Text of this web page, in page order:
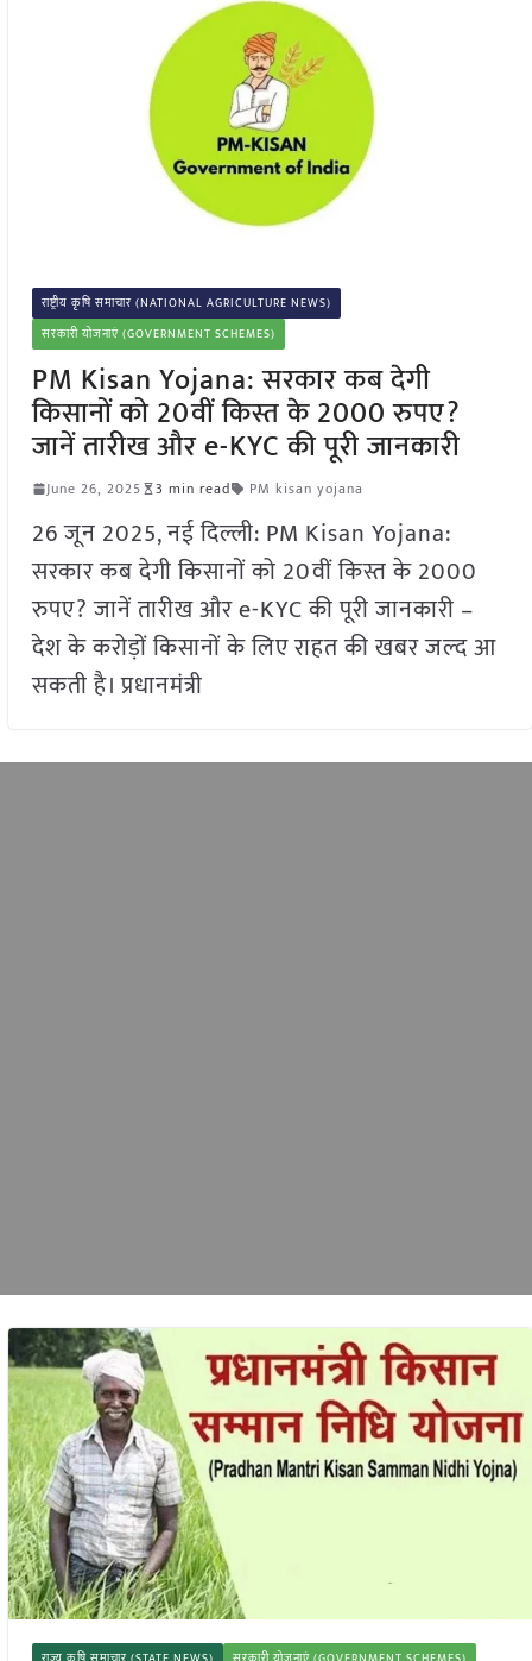
राष्ट्रीय कृषि समाचार (NATIONAL AGRICULTURE NEWS)
सरकारी योजनाएं (GOVERNMENT SCHEMES)
PM Kisan Yojana: सरकार कब देगी
किसानों को 20वीं किस्त के 2000 रुपए?
जानें तारीख और e-KYC की पूरी जानकारी
June 26, 2025 3 min read PM kisan yojana
26 जून 2025, नई दिल्ली: PM Kisan Yojana:
सरकार कब देगी किसानों को 20वीं किस्त के 2000
रुपए? जानें तारीख और e-KYC की पूरी जानकारी –
देश के करोड़ों किसानों के लिए राहत की खबर जल्द आ
सकती है। प्रधानमंत्री